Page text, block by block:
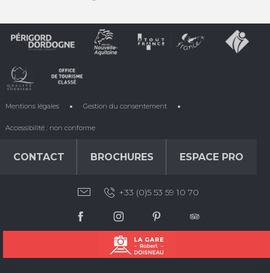
Mentions légales Gestion du consentement
Accessibilité : non conforme
CONTACT BROCHURES ESPACE PRO
+33 (0)5 53 59 10 70